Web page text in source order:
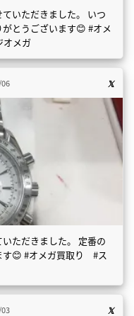
いただきました。 いつ
とうございます😊 #オメ
メガ
ただきました。 定番の
す😊 #オメガ買取り #ス